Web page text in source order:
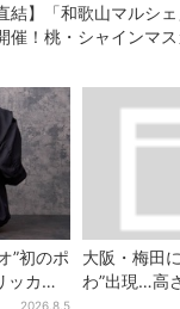
結】「和歌山マルシ
催！桃・シャインマ
”初のポ
ッカー
デザイ
2026.8.5
大阪・梅田
わ”出現…高
たより結構